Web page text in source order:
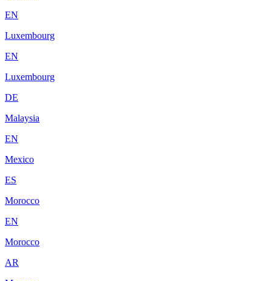
EN
Luxembourg
EN
Luxembourg
DE
Malaysia
EN
Mexico
ES
Morocco
EN
Morocco
AR